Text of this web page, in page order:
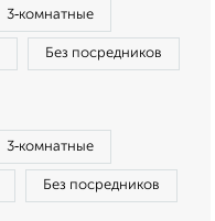
3‑комнатные
Без посредников
3‑комнатные
Без посредников